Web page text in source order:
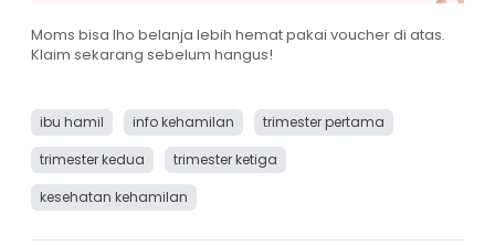
Moms bisa lho belanja lebih hemat pakai voucher di atas.
Klaim sekarang sebelum hangus!
ibu hamil info kehamilan
trimester pertama
trimester kedua
trimester ketiga
kesehatan kehamilan